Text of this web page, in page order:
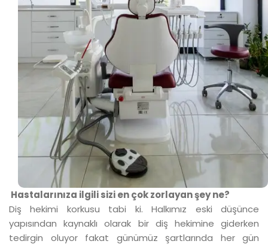
Hastalarınıza ilgili sizi en çok zorlayan şey ne?
Diş hekimi korkusu tabi ki. Halkımız eski düşünce
yapısından kaynaklı olarak bir diş hekimine giderken
tedirgin oluyor fakat günümüz şartlarında her gün